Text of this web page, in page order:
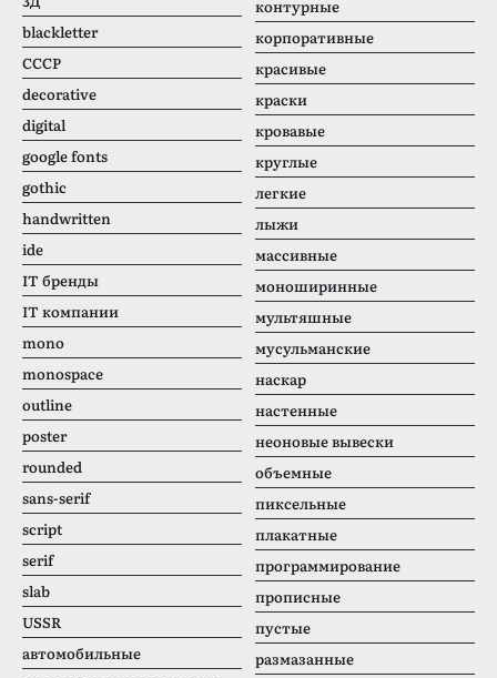
blackletter
CCCР
decorative
digital
google fonts
gothic
handwritten
ide
IT бренды
IT компании
mono
monospace
outline
poster
rounded
sans-serif
script
serif
slab
USSR
автомобильные
контурные
корпоративные
красивые
краски
кровавые
круглые
легкие
лыжи
массивные
моноширинные
мультяшные
мусульманские
наскар
настенные
неоновые вывески
объемные
пиксельные
плакатные
программирование
прописные
пустые
размазанные